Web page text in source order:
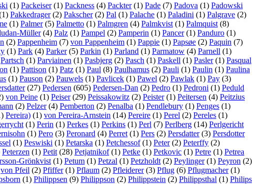
(1) Packeiser(1) Packness (4) Packter(1) Pade (7) Padova (1) Padowski
Pakkedrager(2) Pakscher(2) Pal (1) Palache (1) Paladini (1) Palgrave (2)
(1) Palmer(5) Palmetto (1) Palmgren (4) Palmkvist (1) Palmquist (8)
Müller(4) Palz (1) Pampel (2) Pamperin (1) Pancer(1) Panduro (1)
(2) Pappenheim (7) von Pappenheim (1) Pappie (1) Papsøe (2) Paquin (7)
(1) Park (4) Parker(5) Parkin (1) Parland (1) Parmatow (4) Parnell (1)
Partsch (1) Parviainen (1) Pasbjerg (2) Pasch (1) Paskell (1) Pasler(1) Pasqual
(1) Pattison (1) Patz (1) Paul (8) Paulhamus (2) Pauli (1) Paulin (1) Paulina
(1) Pauson (2) Pauwels (1) Pavlicek (1) Pawel (2) Pawlak (1) Pay (3)
(27) Pedersen (605) Pedersen-Dan (2) Pedro (1) Pedroni (1) Peduld
von Peine (1) Peiser(29) Peissakowitz (2) Peister(1) Peitersen (4) Peitzius
(2) Pelzer(4) Pemberton (2) Penalba (1) Pendlebury (1) Penges (1)
Pereira) (1) von Pereira-Arnstein (14) Pereire (1) Perel (2) Pereles (1)
(1) Perin (1) Perkes (1) Perkins (1) Perl (7) Perlberg (14) Perlgericht
(1) Pero (3) Peronard (4) Perret (1) Pers (2) Persdatter(3) Persdotter
(1) Peswiski (1) Petarska (1) Petchessof(1) Peter(2) Peterffy (2)
Peterzen (1) Petit (28) Petjatnikof(1) Petke (1) Petkovic (1) Petre (1) Petrea
Grönkvist (1) Petum (1) Petzal (1) Petzholdt (2) Peylinger(1) Peyron (2)
von Pfeil (2) Pfiffer(1) Pflaum (2) Pfleiderer(3) Pflug (6) Pflugmacher(1)
(1) Philippsen (9) Philippson (2) Philippstein (2) Philippsthal (1) Philips